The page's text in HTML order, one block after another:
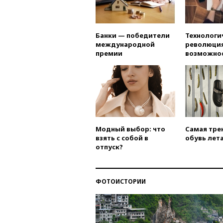
Банки — победители
международной
премии
Модный выбор: что
взять с собой в
отпуск?
Самая
обувь
ФОТОИСТОРИИ